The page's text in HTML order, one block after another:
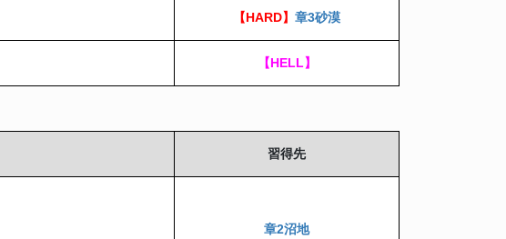
【HARD】 章3砂漠
【HELL】
習得先
章2沼地